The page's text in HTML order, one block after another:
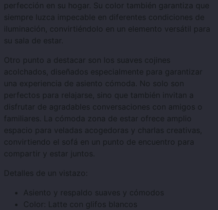
perfección en su hogar. Su color también garantiza que
siempre luzca impecable en diferentes condiciones de
iluminación, convirtiéndolo en un elemento versátil para
su sala de estar.
Otro punto a destacar son los suaves cojines
acolchados, diseñados especialmente para garantizar
una experiencia de asiento cómoda. No solo son
perfectos para relajarse, sino que también invitan a
disfrutar de agradables conversaciones con amigos o
familiares. La cómoda zona de estar ofrece amplio
espacio para veladas acogedoras y charlas creativas,
convirtiendo el sofá en un punto de encuentro para
compartir y estar juntos.
Detalles de un vistazo:
Asiento y respaldo suaves y cómodos
Color: Latte con glifos blancos